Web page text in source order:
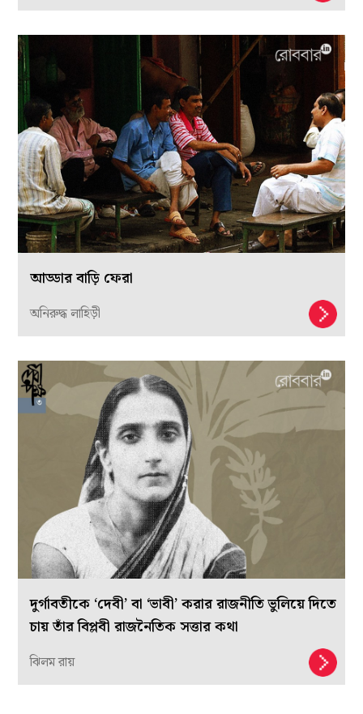
আড্ডার বাড়ি ফেরা
অনিরুদ্ধ লাহিড়ী
দুর্গাবতীকে ‘দেবী’ বা ‘ভাবী’ করার রাজনীতি ভুলিয়ে দিতে
চায় তাঁর বিপ্লবী রাজনৈতিক সত্তার কথা
ঝিলম রায়